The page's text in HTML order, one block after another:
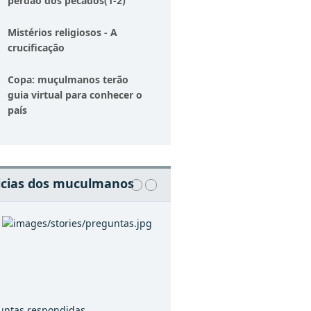
Mistérios religiosos - A
crucificação
Copa: muçulmanos terão
guia virtual para conhecer o
país
dos muculmanos